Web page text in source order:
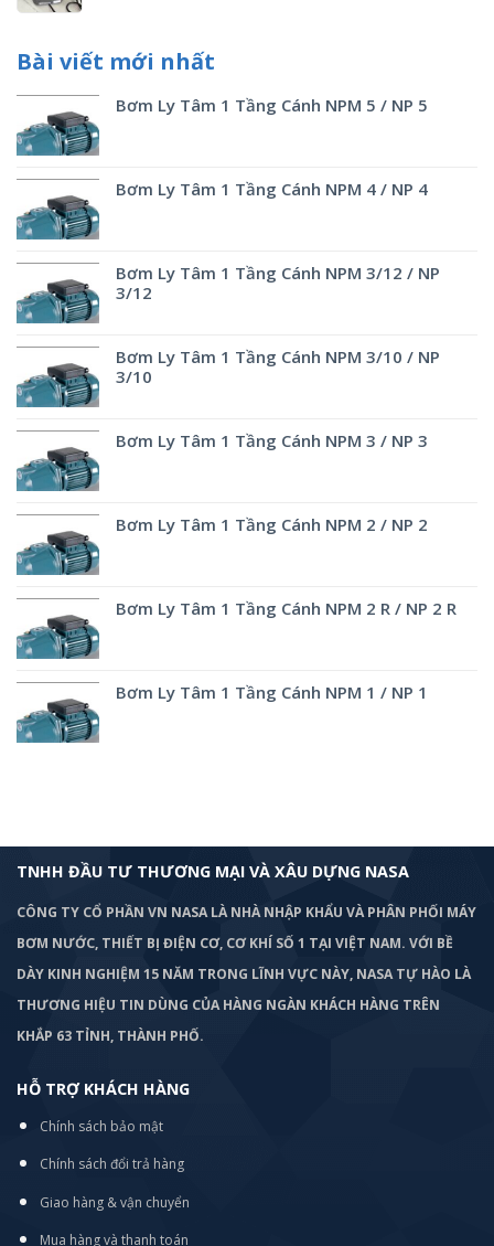
Bài viết mới nhất
Bơm Ly Tâm 1 Tầng Cánh NPM 5 / NP 5
Bơm Ly Tâm 1 Tầng Cánh NPM 4 / NP 4
Bơm Ly Tâm 1 Tầng Cánh NPM 3/12 / NP
3/12
Bơm Ly Tâm 1 Tầng Cánh NPM 3/10 / NP
3/10
Bơm Ly Tâm 1 Tầng Cánh NPM 3 / NP 3
Bơm Ly Tâm 1 Tầng Cánh NPM 2 / NP 2
Bơm Ly Tâm 1 Tầng Cánh NPM 2 R / NP 2 R
Bơm Ly Tâm 1 Tầng Cánh NPM 1 / NP 1
TNHH ĐẦU TƯ THƯƠNG MẠI VÀ XÂU DỰNG NASA
CÔNG TY CỔ PHẦN VN NASA LÀ NHÀ NHẬP KHẨU VÀ PHÂN PHỐI MÁY
BƠM NƯỚC, THIẾT BỊ ĐIỆN CƠ, CƠ KHÍ SỐ 1 TẠI VIỆT NAM. VỚI BỀ
DÀY KINH NGHIỆM 15 NĂM TRONG LĨNH VỰC NÀY, NASA TỰ HÀO LÀ
THƯƠNG HIỆU TIN DÙNG CỦA HÀNG NGÀN KHÁCH HÀNG TRÊN
KHẮP 63 TỈNH, THÀNH PHỐ.
HỖ TRỢ KHÁCH HÀNG
Chính sách bảo mật
Chính sách đổi trả hàng
Giao hàng & vận chuyển
Mua hàng và thanh toán